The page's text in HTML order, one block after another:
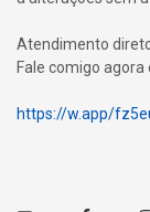
Atendimento
Fale comigo
https://w.app/